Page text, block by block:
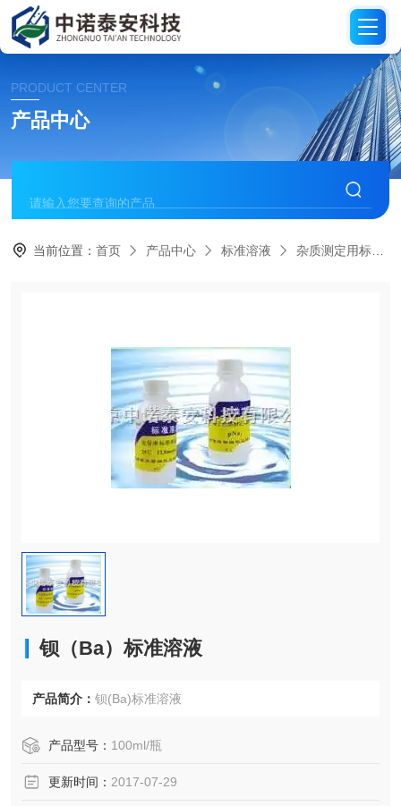
PRODUCT CENTER
产品中心
当前位置：首页 产品中心 标准溶液 杂质测定用标准溶液
钡（Ba）标准溶液
产品简介： 钡(Ba)标准溶液
产品型号： 100ml/瓶
更新时间： 2017-07-29